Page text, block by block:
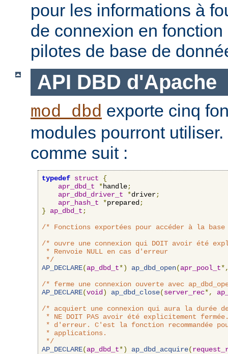
pour les informations à
de connexion en
pilotes de base de
API DBD d'Apache
mod_dbd exporte cinq
modules pourront
comme suit :
typedef struct
{
apr_dbd_t
*handle;
apr_dbd_driver_t
*driver;
apr_hash_t
*prepared ;
}
ap_dbd_t ;
/* Fonctions exportées pour accéder à la base
/* ouvre une connexion qui DOIT avoir été
* Renvoie NULL en cas d'erreur
*/
AP_DECLARE(ap_dbd_t*) ap_dbd_open(apr_pool_t
/* ferme une connexion ouverte avec
AP_DECLARE(void ) ap_dbd_close(server_rec*,
/* acquiert une connexion qui aura la durée
* NE DOIT PAS avoir été explicitement
* d'erreur. C'est la fonction recommandée
* applications.
*/
AP_DECLARE(ap_dbd_t*) ap_dbd_acquire(